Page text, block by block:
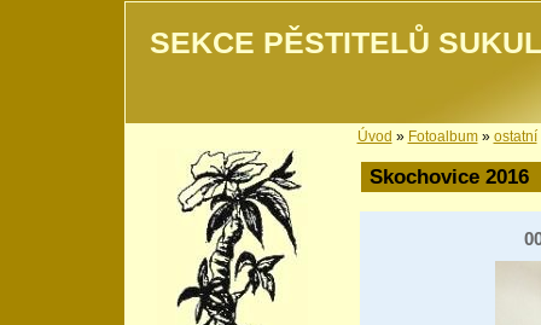
SEKCE PĚSTITELŮ
Úvod » Fotoalbum» ostatní
Skochovice 2016